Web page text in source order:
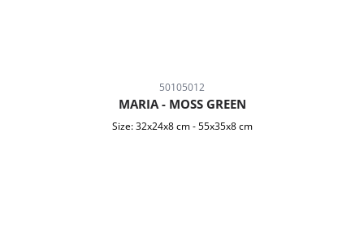
50105012
MARIA - MOSS GREEN
Size: 32x24x8 cm -55x35x8 cm